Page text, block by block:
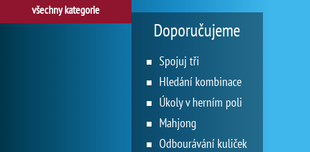
všechny kategorie
Doporučujeme
Spojuj tři
Hledání kombinace
Úkoly v herním poli
Mahjong
Odbourávání kuliček